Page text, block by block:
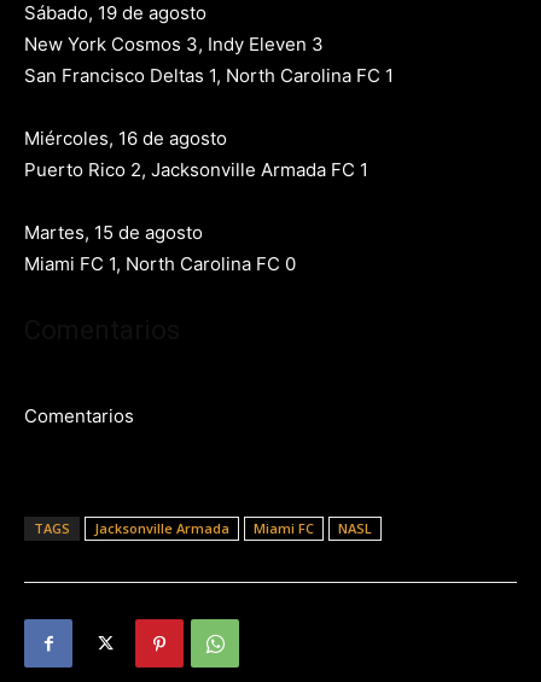
Sábado, 19 de agosto
New York Cosmos 3, Indy Eleven 3
San Francisco Deltas 1, North Carolina FC 1
Miércoles, 16 de agosto
Puerto Rico 2, Jacksonville Armada FC 1
Martes, 15 de agosto
Miami FC 1, North Carolina FC 0
Comentarios
TAGS Jacksonville Armada Miami FC NASL